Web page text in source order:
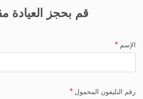
قم بحجز العيادة
الإسم*
رقم التليفون المحمول*